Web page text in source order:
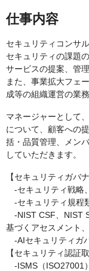
仕事内容
セキュリティコンサ
セキュリティの課題
サービスの提案、管
また、事業拡大フェ
成等の組織運営の業
マネージャーとして
について、顧客への
括・品質管理、メン
していただきます。
【セキュリティガバナ
‐セキュリティ戦略
‐セキュリティ規程
‐NIST CSF、NIST
基づくアセスメント
‐AIセキュリティガ
【セキュリティ認証取
‐ISMS（ISO27001